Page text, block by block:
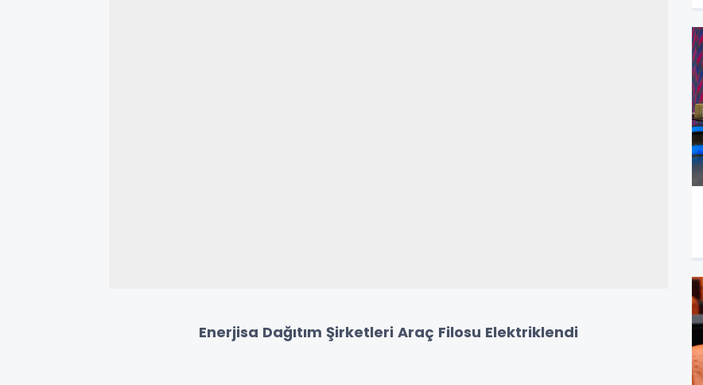
Enerjisa Dağıtım Şirketleri Araç Filosu Elektriklendi